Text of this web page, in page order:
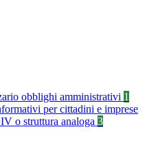
obblighi amministrativi 1
per cittadini e imprese
o struttura analoga 3